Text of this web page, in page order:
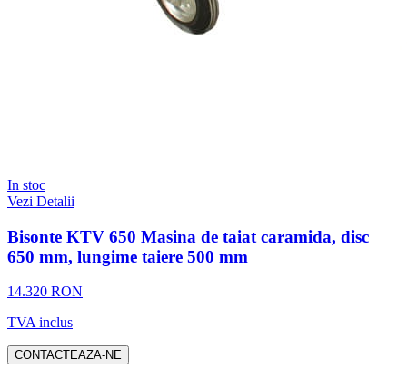
In stoc
Vezi Detalii
Bisonte KTV 650 Masina de taiat caramida, disc
650 mm, lungime taiere 500 mm
14.320 RON
TVA inclus
CONTACTEAZA-NE